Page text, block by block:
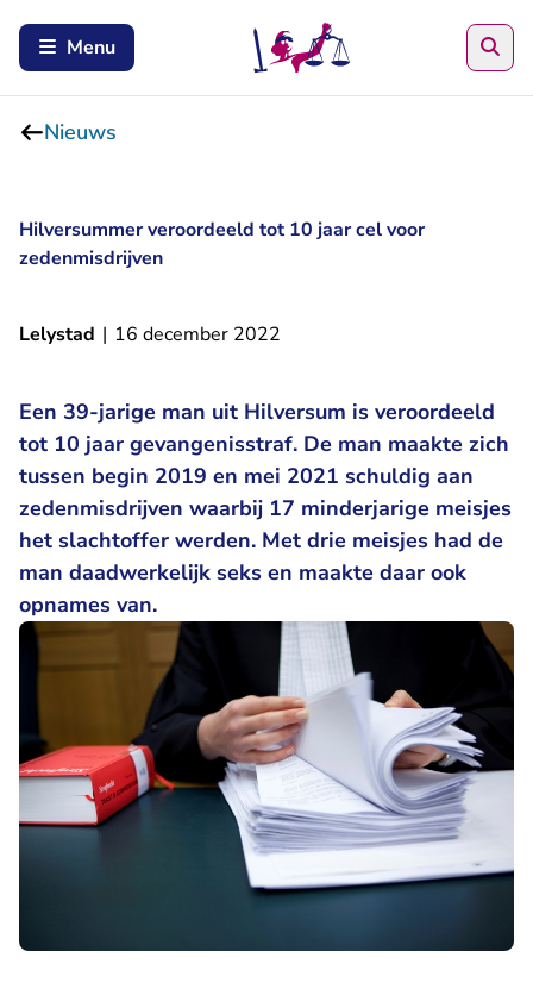
Menu
Nieuws
Hilversummer veroordeeld tot 10 jaar cel voor
zedenmisdrijven
Lelystad | 16 december 2022
Een 39-jarige man uit Hilversum is veroordeeld
tot 10 jaar gevangenisstraf. De man maakte zich
tussen begin 2019 en mei 2021 schuldig aan
zedenmisdrijven waarbij 17 minderjarige meisjes
het slachtoffer werden. Met drie meisjes had de
man daadwerkelijk seks en maakte daar ook
opnames van.